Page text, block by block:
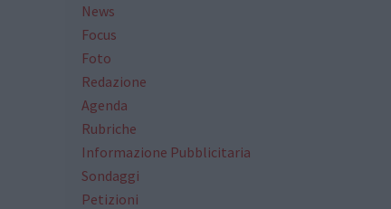
News
Focus
Foto
Redazione
Agenda
Rubriche
Informazione Pubblicitaria
Sondaggi
Petizioni